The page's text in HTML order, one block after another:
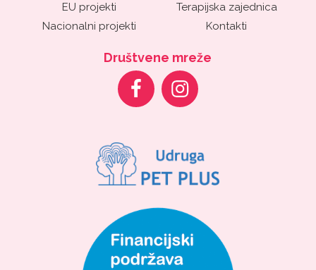
EU projekti
Nacionalni projekti
Terapijska zajednica
Kontakti
Društvene mreže